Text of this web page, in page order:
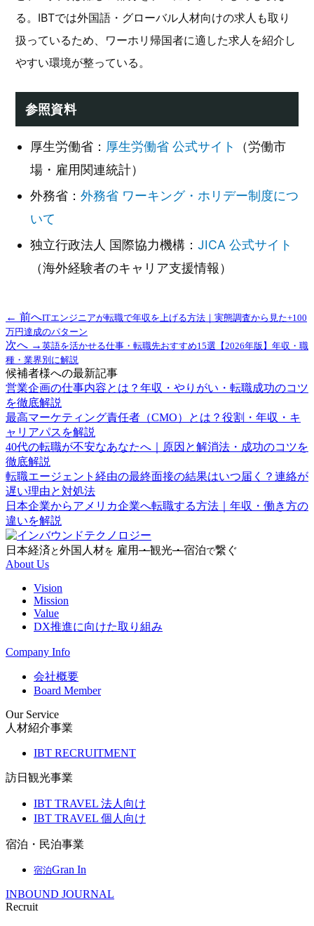
る。IBTでは外国語・グローバル人材向けの求人も取り
扱っているため、ワーホリ帰国者に適した求人を紹介し
やすい環境が整っている。
参照資料
厚生労働省： 厚生労働省 公式サイト
（労働市
場・雇用関連統計）
外務省： 外務省 ワーキング・ホリデー制度につ
いて
独立行政法人 国際協力機構： JICA 公式サイト
（海外経験者のキャリア支援情報）
← 前へITエンジニアが転職で年収を上げる方法｜実態調査から見た+100
万円達成のパターン
次へ → 英語を活かせる仕事・転職先おすすめ15選【2026年版】年収・職
種・業界別に解説
候補者様への最新記事
営業企画の仕事内容とは？年収・やりがい・転職成功のコツ
を徹底解説
最高マーケティング責任者（CMO）とは？役割・年収・キ
ャリアパスを解説
40代の転職が不安なあなたへ｜原因と解消法・成功のコツを
徹底解説
転職エージェント経由の最終面接の結果はいつ届く？連絡が
遅い理由と対処法
日本企業からアメリカ企業へ転職する方法｜年収・働き方の
違いを解説
日本経済 と 外国人材を 雇用・観光・宿泊で繋ぐ
About Us
Vision
Mission
Value
DX推進に向けた取り組み
Company Info
会社概要
Board Member
Our Service
人材紹介事業
IBT RECRUITMENT
訪日観光事業
IBT TRAVEL 法人向け
IBT TRAVEL 個人向け
宿泊・民泊事業
宿泊Gran In
INBOUND JOURNAL
Recruit